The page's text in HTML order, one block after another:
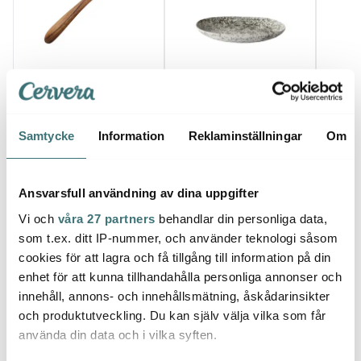
Samtycke Information Reklaminställningar Om
Ansvarsfull användning av dina uppgifter
Vi och våra 27 partners behandlar din personliga data,
som t.ex. ditt IP-nummer, och använder teknologi såsom
cookies för att lagra och få tillgång till information på din
enhet för att kunna tillhandahålla personliga annonser och
innehåll, annons- och innehållsmätning, åskådarinsikter
och produktutveckling. Du kan själv välja vilka som får
använda din data och i vilka syften.
Tell Me More
Teak saltsked 8 cm
49 kr
Rivoli serveringsfat liten
splatter
699 kr
Tell
Luna
99 kr
Låt dig inspireras av våra kunder